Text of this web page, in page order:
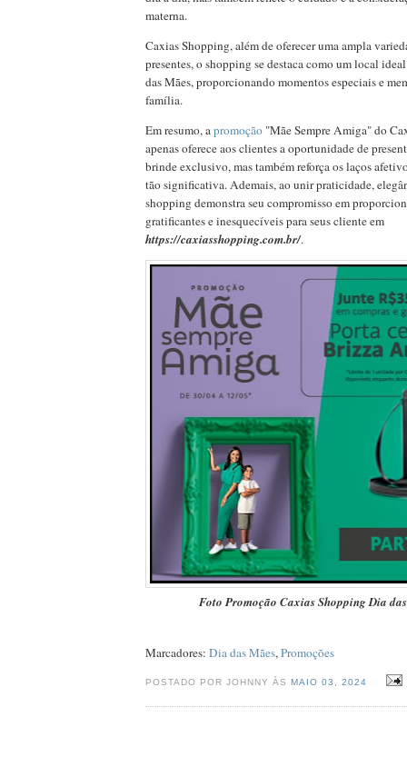
materna.
Caxias Shopping, além de oferecer uma ampla
presentes, o shopping se destaca como um local
das Mães, proporcionando momentos especiais e
família.
Em resumo, apromoção "Mãe Sempre Amiga" do
apenas oferece aos clientes a oportunidade de
brinde exclusivo, mas também reforça os laços
tão significativa. Ademais, ao unir praticidade,
shopping demonstra seu compromisso em
gratificantes e inesquecíveis para seus cliente em
https://caxiasshopping.com.br/.
Foto Promoção Caxias Shopping Dia
Marcadores: Dia das Mães,Promoções
POSTADO POR JOHNNY ÀSMAIO 03, 2024